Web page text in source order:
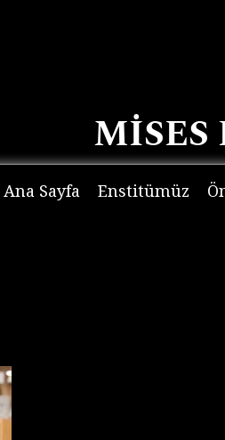
MİSES
Ana Sayfa Enstitümüz